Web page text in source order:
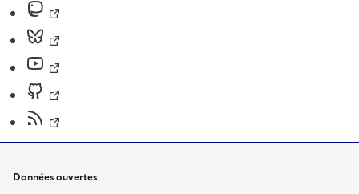
Données ouvertes